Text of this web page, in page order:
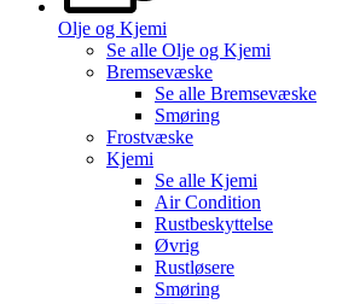
Olje og Kjemi
Se alle Olje og Kjemi
Bremsevæske
Se alle Bremsevæske
Smøring
Frostvæske
Kjemi
Se alle Kjemi
Air Condition
Rustbeskyttelse
Øvrig
Rustløsere
Smøring